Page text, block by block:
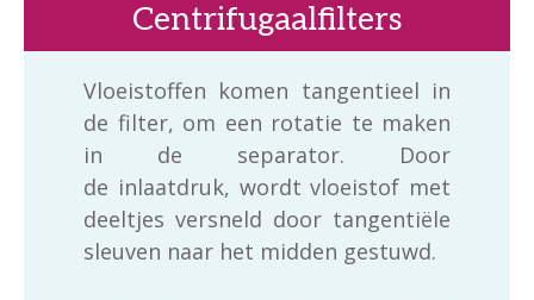
Centrifugaalfilters
Vloeistoffen komen tangentieel in
de filter, om een rotatie te maken
in de separator. Door
de inlaatdruk, wordt vloeistof met
deeltjes versneld door tangentiële
sleuven naar het midden gestuwd.